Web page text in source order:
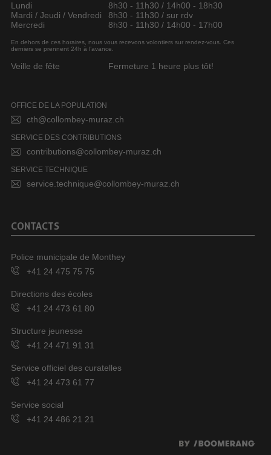
Lundi
8h30 - 11h30 / 14h00 - 18h30
Mardi / Jeudi / Vendredi
8h30 - 11h30 / sur rdv
Mercredi
8h30 - 11h30 / 14h00 - 17h00
En dehors de ces horaires, nous vous recevons volontiers sur rendez-vous. Ces
derniers se prennent 24h à l’avance.
Veille de fête Fermeture 1 heure plus tôt!
OFFICE DE LA POPULATION
cth@collombey-muraz.ch
SERVICE DES CONTRIBUTIONS
contributions@collombey-muraz.ch
SERVICE TECHNIQUE
service.technique@collombey-muraz.ch
CONTACTS
Police municipale de Monthey
+41 24 475 75 75
Directions des écoles
+41 24 473 61 80
Structure jeunesse
+41 24 471 91 31
Service officiel des curatelles
+41 24 473 61 77
Service social
+41 24 486 21 21